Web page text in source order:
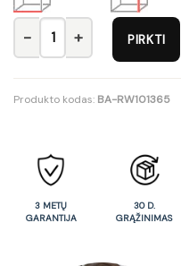
produkto kiekis: Komoda
PIRKTI
Produkto kodas: BA-RW101365
3 METŲ
GARANTIJA
30 D.
GRĄŽINIMAS